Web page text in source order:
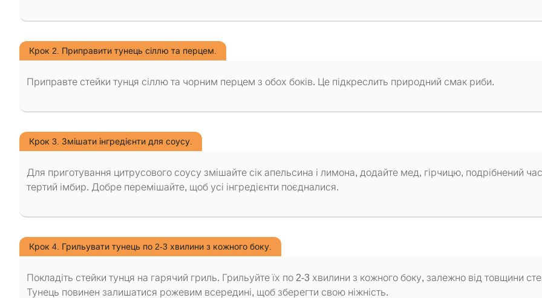
Крок 2. Приправити тунець сіллю та перцем.
Приправте стейки тунця сіллю та чорним перцем з обох боків. Це підкреслить природний смак риби.
Крок 3. Змішати інгредієнти для соусу.
Для приготування цитрусового соусу змішайте сік апельсина і лимона, додайте мед, гірчицю, подрібнений
тертий імбир. Добре перемішайте, щоб усі інгредієнти поєдналися.
Крок 4. Грильувати тунець по 2-3 хвилини з кожного боку.
Покладіть стейки тунця на гарячий гриль. Грильуйте їх по 2-3 хвилини з кожного боку, залежно від товщини
Тунець повинен залишатися рожевим всередині, щоб зберегти свою ніжність.